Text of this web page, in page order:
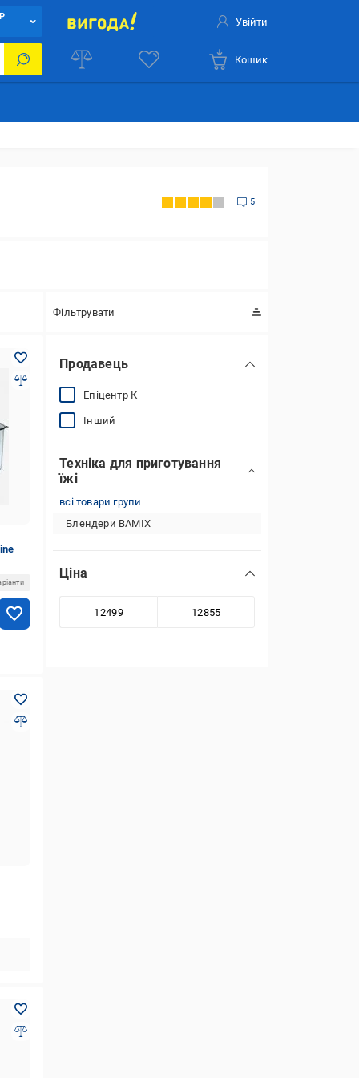
Увійти
Кошик
5
Фільтрувати
Продавець
Епіцентр К
Інший
Техніка для приготування
їжі
всі товари групи
Блендери BAMIX
Ціна